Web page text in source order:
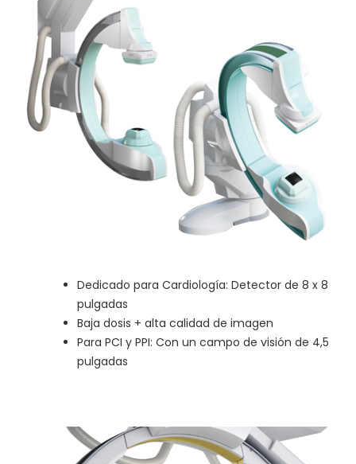
Dedicado para Cardiología: Detector de 8 x 8
pulgadas
Baja dosis + alta calidad de imagen
Para PCI y PPI: Con un campo de visión de 4,5
pulgadas